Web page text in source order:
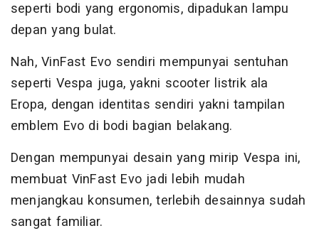
seperti bodi yang ergonomis, dipadukan lampu
depan yang bulat.
Nah, VinFast Evo sendiri mempunyai sentuhan
seperti Vespa juga, yakni scooter listrik ala
Eropa, dengan identitas sendiri yakni tampilan
emblem Evo di bodi bagian belakang.
Dengan mempunyai desain yang mirip Vespa ini,
membuat VinFast Evo jadi lebih mudah
menjangkau konsumen, terlebih desainnya sudah
sangat familiar.